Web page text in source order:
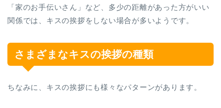
「家のお手伝いさん」など、多少の距離があった方がいい
関係では、キスの挨拶をしない場合が多いようです。
さまざまなキスの挨拶の種類
ちなみに、キスの挨拶にも様々なパターンがあります。